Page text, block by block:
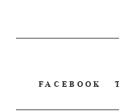
FACEBOOK